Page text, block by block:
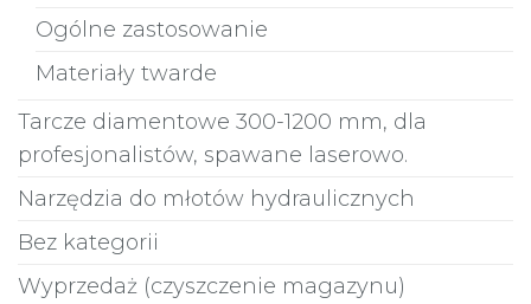
Ogólne zastosowanie
Materiały twarde
Tarcze diamentowe 300-1200 mm, dla
profesjonalistów, spawane laserowo.
Narzędzia do młotów hydraulicznych
Bez kategorii
Wyprzedaż (czyszczenie magazynu)